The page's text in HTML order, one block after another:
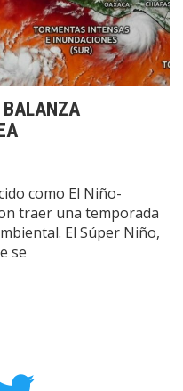
BALANZA
como El Niño-
traer una temporada
El Súper Niño,
se